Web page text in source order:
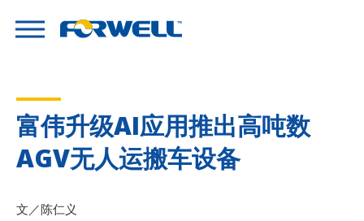
富伟升级AI应用推出高吨数
AGV无人运搬车设备
文／陈仁义